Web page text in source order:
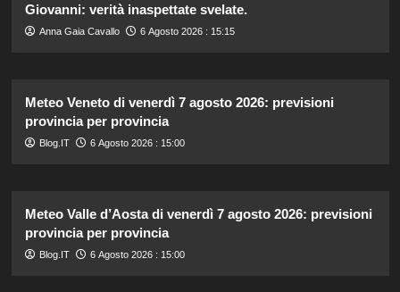
Giovanni: verità inaspettate svelate.
Anna Gaia Cavallo 6 Agosto 2026 : 15:15
Meteo Veneto di venerdì 7 agosto 2026: previsioni
provincia per provincia
Blog.IT 6 Agosto 2026 : 15:00
Meteo Valle d’Aosta di venerdì 7 agosto 2026: previsioni
provincia per provincia
Blog.IT 6 Agosto 2026 : 15:00